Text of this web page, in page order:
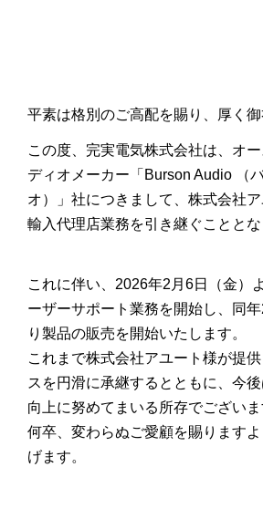
平素は格別のご高配を賜り、厚く御
この度、完実電気株式会社は、オ
ディオメーカー「Burson Audio （
オ）」社につきまして、株式会社
輸入代理店業務を引き継ぐこととな
これに伴い、2026年2月6日（金）
ーザーサポート業務を開始し、同
り製品の販売を開始いたします。
これまで株式会社アユート様が提
スを円滑に承継するとともに、今
向上に努めてまいる所存でございま
何卒、変わらぬご愛顧を賜ります
げます。